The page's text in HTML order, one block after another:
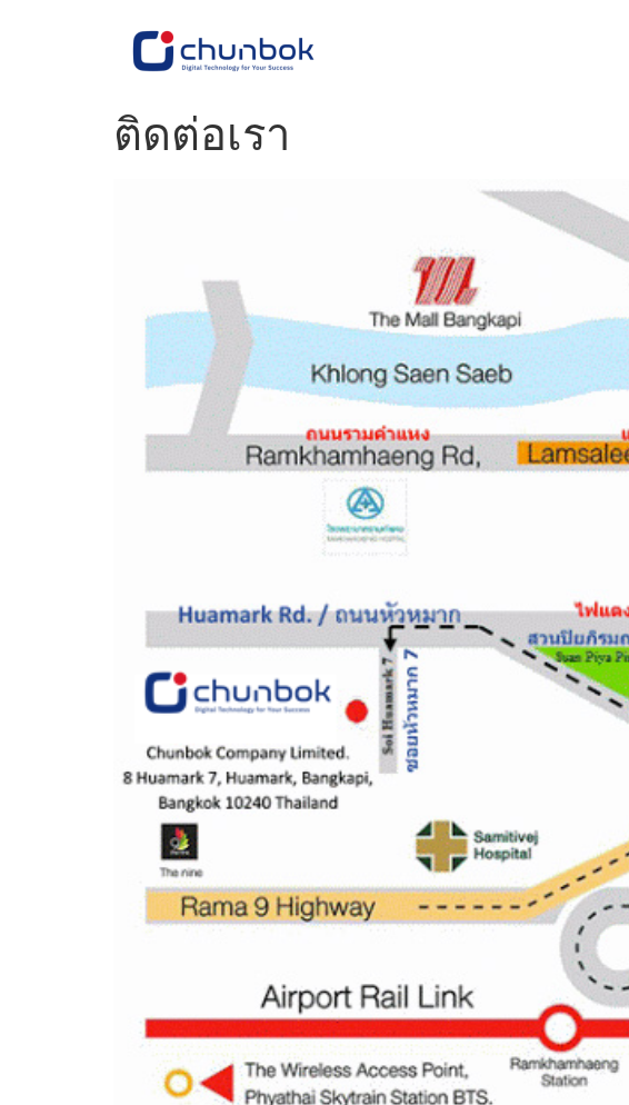
ติดต่อเรา